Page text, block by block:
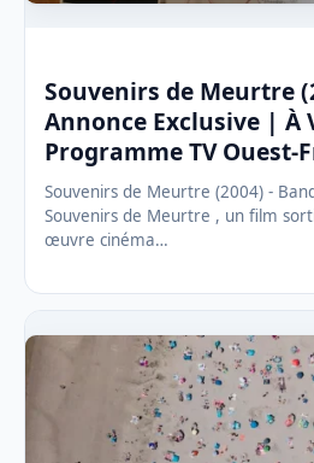
Souvenirs de Meurtre
Annonce Exclusive | À
Programme TV Ouest-
Souvenirs de Meurtre (2004) -
Souvenirs de Meurtre , un film
œuvre cinéma…